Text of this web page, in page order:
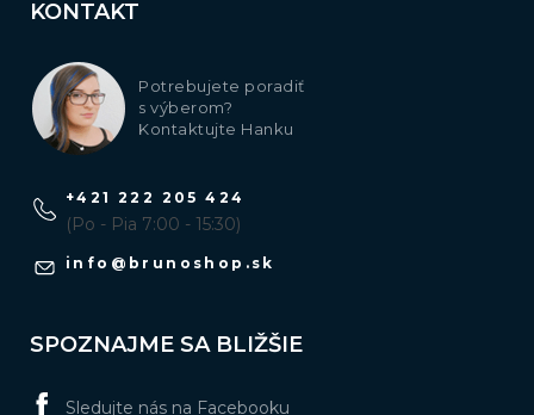
KONTAKT
Potrebujete poradiť
s výberom?
Kontaktujte Hanku
info @ brunoshop.sk
+421 222 205 424
(Po - Pia 7:00 - 15:30)
SPOZNAJME SA BLIŽŠIE
Sledujte nás na Facebooku